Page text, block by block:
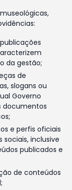
da gestão;
de
slogans ou
Governo
documentos
e perfis oficiais
sociais, inclusive
publicados e
de conteúdos